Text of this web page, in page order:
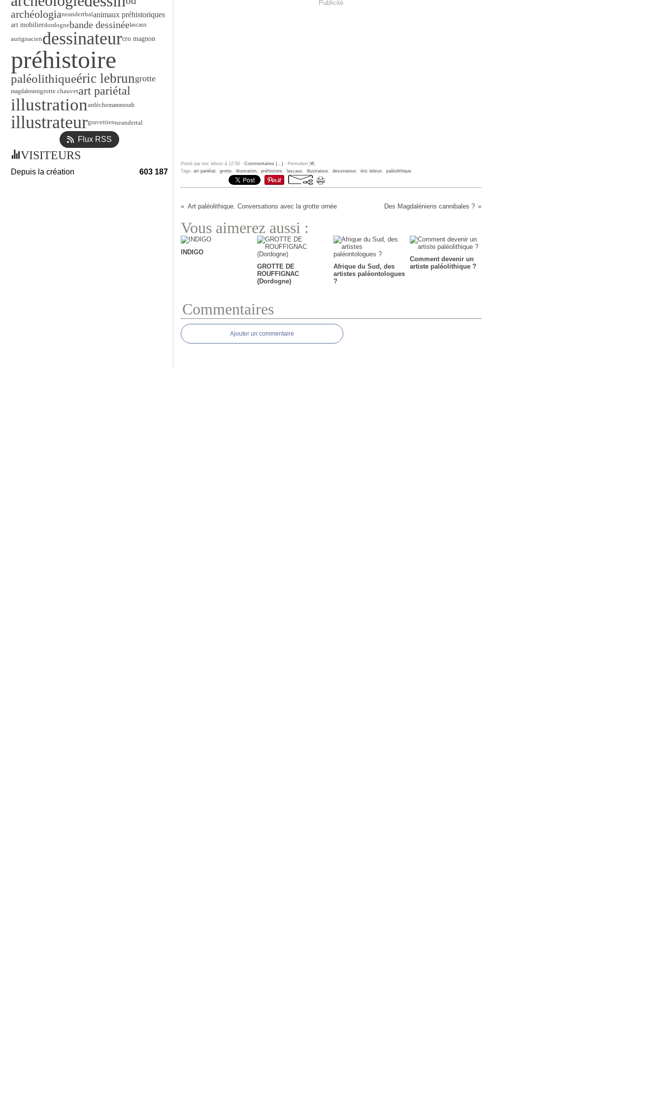
archéologianeanderthalanimaux préhistoriques
art mobilierdordognebande dessinéelascaux
aurignaciendessinateurcro magnon
préhistoire
paléolithiqueéric lebrungrotte
magdaleniengrotte chauvetart pariétal
illustrationardèchemammouth
illustrateurgravettienneandertal
Flux RSS
VISITEURS
Depuis la création 603 187
Publicité
Posté par eric lebrun à 12:50 - Commentaires […] - Permalien [#]
Tags: art pariétal , grotte, illustration, préhistoire, lascaux , illustrateur, dessinateur, éric lebrun, paléolithique
Art paléolithique. Conversations avec la grotte ornée Des Magdaléniens cannibales ?
Vous aimerez aussi :
INDIGO
GROTTE DE
ROUFFIGNAC
(Dordogne)
Afrique du Sud, des
artistes paléontologues
?
Comment devenir un
artiste paléolithique ?
Commentaires
Ajouter un commentaire